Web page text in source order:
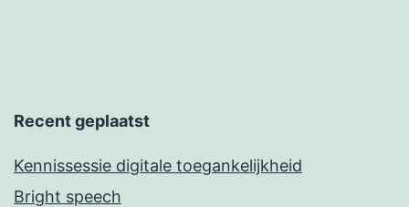
Recent geplaatst
Kennissessie digitale toegankelijkheid
Bright speech